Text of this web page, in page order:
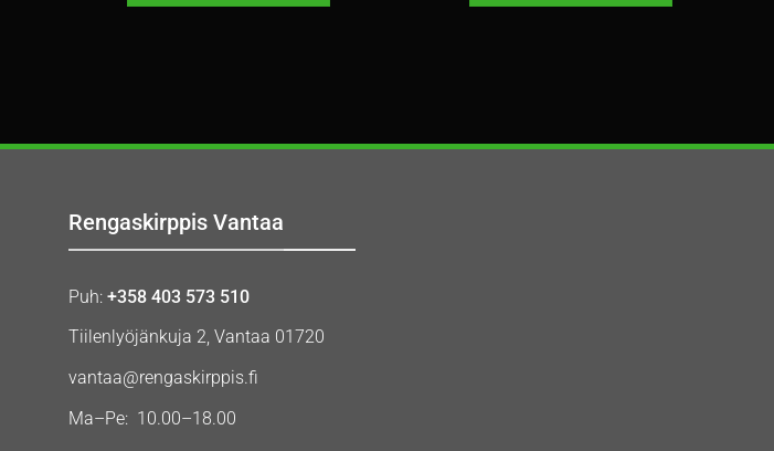
Rengaskirppis Vantaa
Puh: +358 403 573 510
Tiilenlyöjänkuja 2, Vantaa 01720
vantaa@rengaskirppis.fi
Ma–Pe: 10.00–18.00